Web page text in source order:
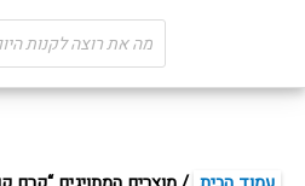
Products
search